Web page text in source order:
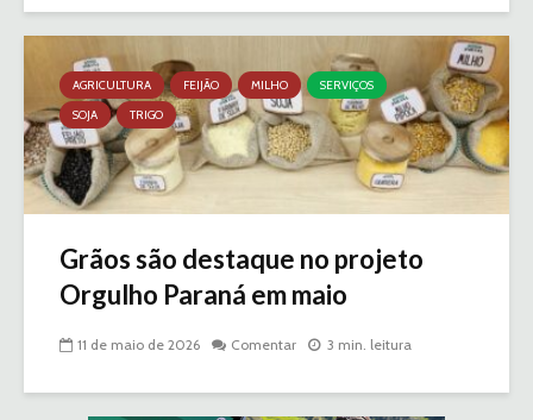
AGRICULTURA FEIJÃO MILHO
SERVIÇOS
SOJA
TRIGO
Grãos são destaque no projeto
Orgulho Paraná em maio
11 de maio de 2026 Comentar 3 min. leitura